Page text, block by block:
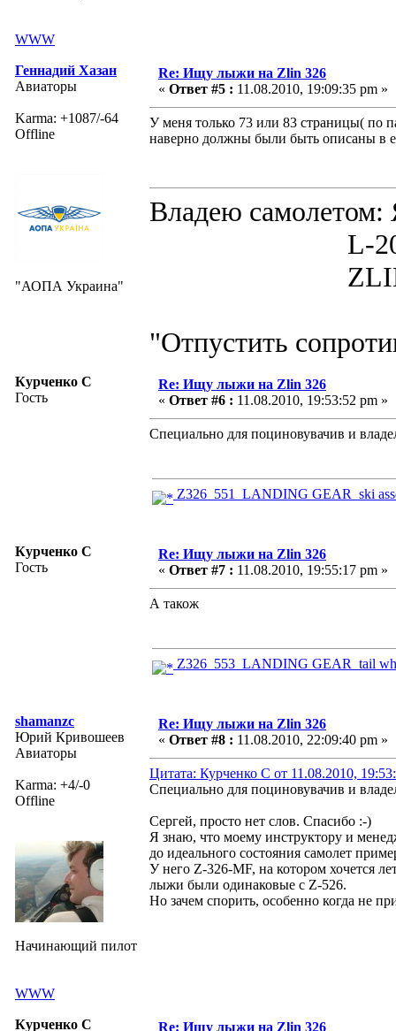
WWW
Геннадий Хазан
Авиаторы
Karma: +1087/-64
Offline
"АОПА Украина"
Re: Ищу лыжи на Zlin 326
« Ответ #5 : 11.08.2010, 19:09:35 pm »
У меня только 73 или 83 страницы( по
наверно должны были быть описаны в
Владею
L-200D
ZLIN 526
"Отпустить
Курченко С
Гость
Re: Ищу лыжи на Zlin 326
« Ответ #6 : 11.08.2010, 19:53:52 pm »
Специально для поциновувачив и
Z326_551_LANDING GEAR_ski
Курченко С
Гость
Re: Ищу лыжи на Zlin 326
« Ответ #7 : 11.08.2010, 19:55:17 pm »
А також
Z326_553_LANDING GEAR_tail
shamanzc
Юрий Кривошеев
Авиаторы
Karma: +4/-0
Offline
Начинающий пилот
WWW
Re: Ищу лыжи на Zlin 326
« Ответ #8 : 11.08.2010, 22:09:40 pm »
Цитата: Курченко С от 11.08.2010,
Специально для поциновувачив и
Сергей, просто нет слов. Спасибо :-)
Я знаю, что моему инструктору и
до идеального состояния самолет
У него Z-326-MF, на котором хочется
лыжи были одинаковые с Z-526.
Но зачем спорить, особенно когда не
Курченко С Re: Ищу лыжи на Zlin 326